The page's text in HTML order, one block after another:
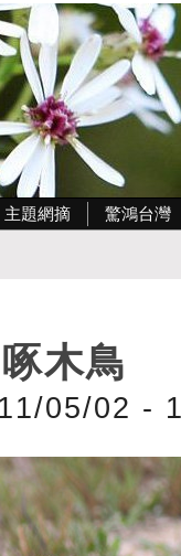
主題網摘 驚鴻台灣
木鳥
05/02 -